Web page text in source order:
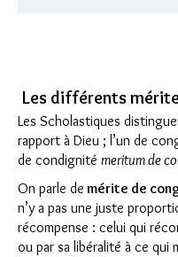
Les différents
Les Scholastiques
rapport à Dieu ; l’un de
de condignité meritum de
On parle de mérite de
n’y a pas une juste
récompense : celui qui
ou par sa libéralité à ce qui